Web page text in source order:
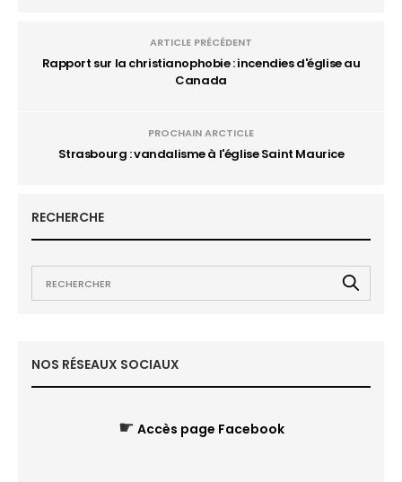
ARTICLE PRÉCÉDENT
Rapport sur la christianophobie : incendies d'église au
Canada
PROCHAIN ARCTICLE
Strasbourg : vandalisme à l'église Saint Maurice
RECHERCHE
NOS RÉSEAUX SOCIAUX
☛ Accès page Facebook